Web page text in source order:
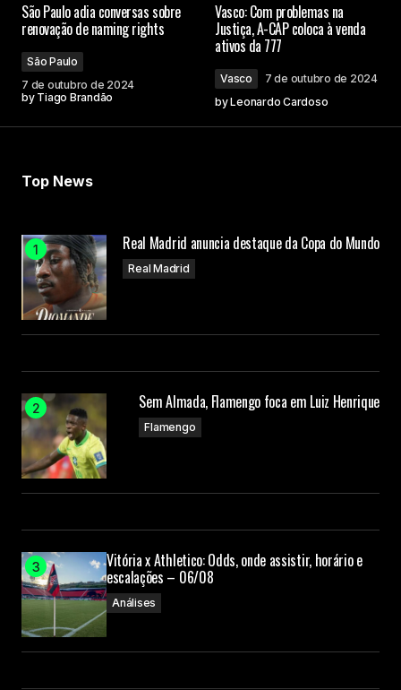
Campos obrigatórios são marcados com*
Comment
Your Name
Submit Comment
São Paulo adia conversas sobre
renovação de naming rights
São Paulo
7 de outubro de 2024
by Tiago Brandão
Vasco: Com problemas na
Justiça, A-CAP coloca à venda
ativos da 777
Vasco
7 de outubro de 2024
byLeonardo Cardoso
Top News
Real Madrid anuncia destaque da Copa do Mundo
Real Madrid
Sem Almada, Flamengo foca em Luiz Henrique
Flamengo
Vitória x Athletico: Odds, onde assistir, horário e
escalações – 06/08
Análises